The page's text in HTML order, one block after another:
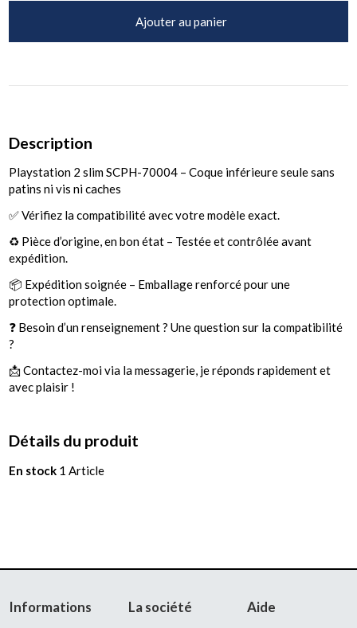
Ajouter au panier
Description
Playstation 2 slim SCPH-70004 – Coque inférieure seule sans
patins ni vis ni caches
✅ Vérifiez la compatibilité avec votre modèle exact.
♻️ Pièce d’origine, en bon état – Testée et contrôlée avant
expédition.
📦 Expédition soignée – Emballage renforcé pour une
protection optimale.
❓ Besoin d’un renseignement ? Une question sur la compatibilité
?
📩 Contactez-moi via la messagerie, je réponds rapidement et
avec plaisir !
Détails du produit
En stock 1 Article
Informations La société Aide